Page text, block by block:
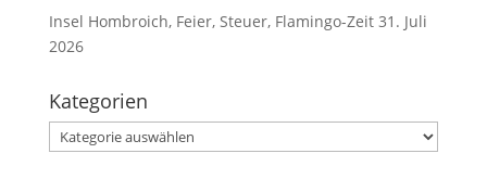
Insel Hombroich, Feier, Steuer, Flamingo-Zeit 31. Juli
2026
Kategorien
Kategorien